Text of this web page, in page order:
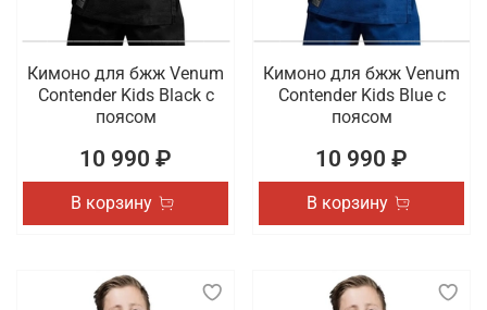
Кимоно для бжж Venum
Contender Kids Black с
поясом
10 990 ₽
В корзину
Кимоно для бжж Venum
Contender Kids Blue с
поясом
10 990 ₽
В корзину